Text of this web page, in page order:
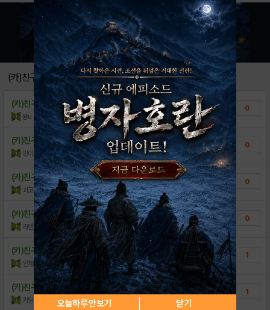
[공략] 카드 스킬 종류 및 덱 구성 요령 /..
[공략] FAQ 정리 / 질문,오류 제보 받습..
[공략] 밀리언 아서 어휘사전
[기타] 셔저리의 프사만들기 강좌-기초
[11연속 홀로그램 필중 이벤트]
[7월 31일(금) 서버 정상화 안내] 0
[8월 신규 업데이트 안내]
[국내 애플 앱스토어 상품 가격 변경 안내]
[발표] 골드 상점 신상 아이디어 대모집
(카)친구찾기
(카)친구찾기 친구해용~~
묭u 조회수:93 | 15.05.27
0
(카)친구찾기 카밀아 친구구해여
민이다다 조회수:64 | 15.03.27
0
(카)친구찾기 (카) 요정 보상 통신 오류 답변
괴코 조회수:171 | 15.03.11
0
(카)친구찾기 친구 구해요
라텐펭어 조회수:150 | 15.03.09
0
(카)친구찾기 친구구해요..지금각성잡지도못하는..
언제나그대품안에 조회수:166 | 15.03.03
1
(카)친구찾기 복귀입니당 친구모셔용
카밀아윤서 조회수:156 | 15.03.03
1
오늘하루 안보기 닫기